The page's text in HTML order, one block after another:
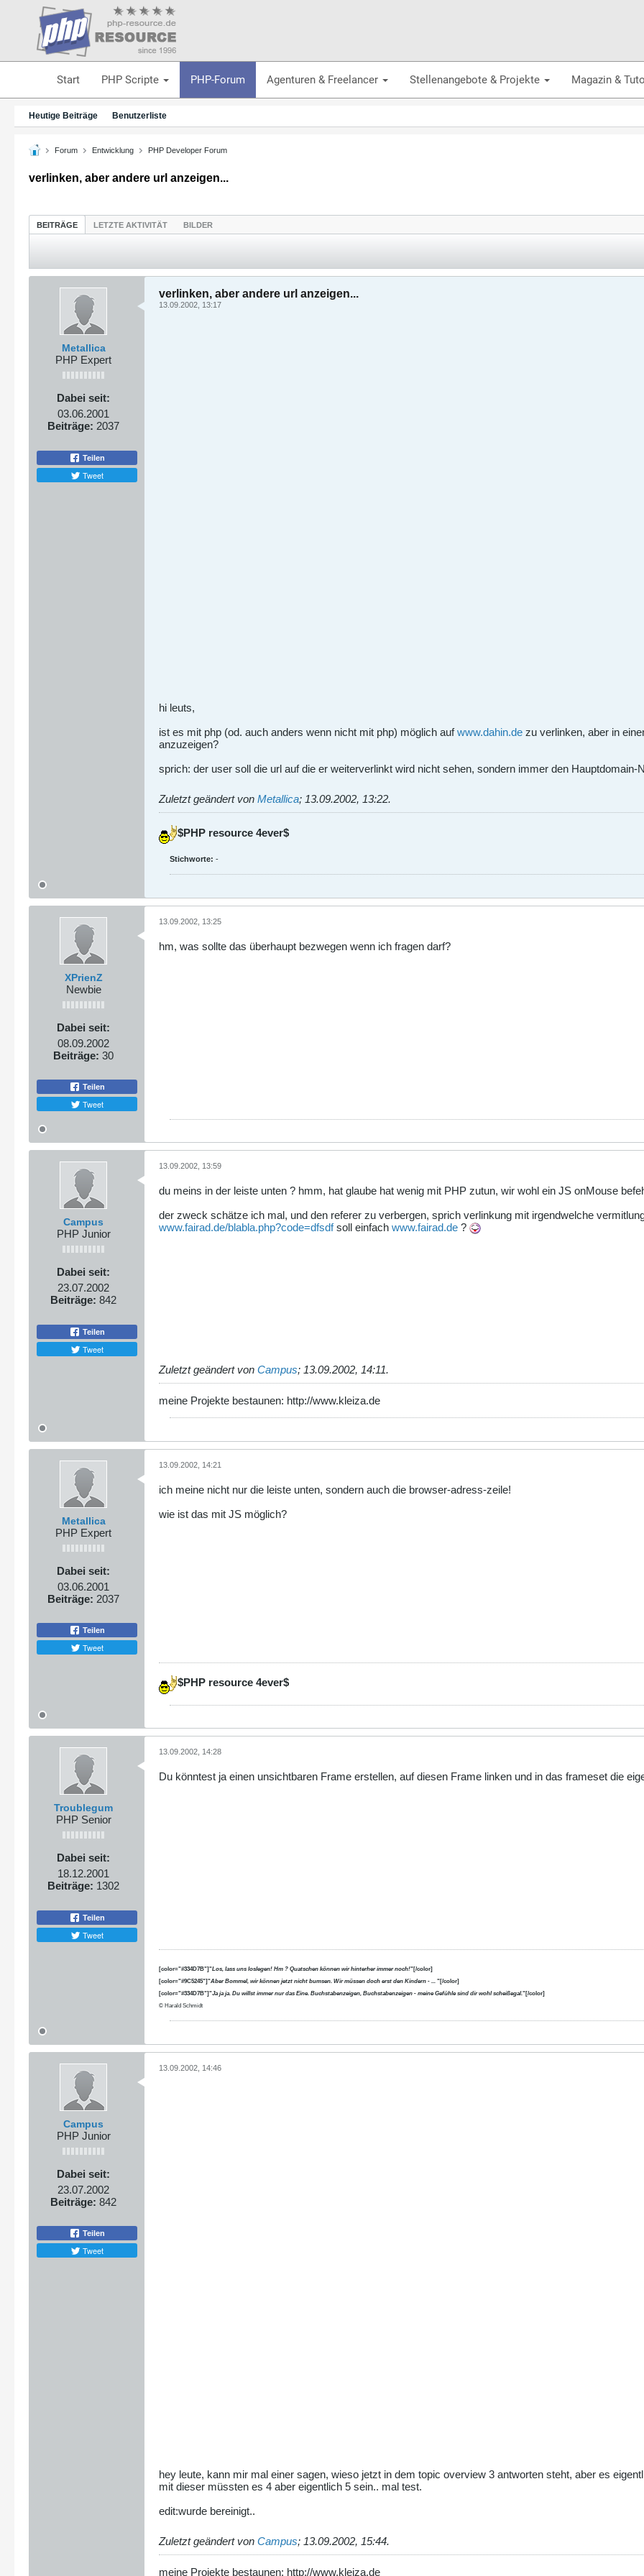
Start PHP Scripte PHP-Forum Agenturen & Freelancer Stellenangebote & Projekte Magazin &
Heutige Beiträge Benutzerliste
Forum Entwicklung PHP Developer Forum
verlinken, aber andere url anzeigen...
BEITRÄGE LETZTE AKTIVITÄT BILDER
Metallica
PHP Expert
Dabei seit:
03.06.2001
Beiträge: 2037
Teilen
Tweet
verlinken, aber andere url anzeigen...
13.09.2002, 13:17
hi leuts,
ist es mit php (od. auch anders wenn nicht mit php) möglich aufwww.dahin.de zu verlinken, aber in
anzuzeigen?
sprich: der user soll die url auf die er weiterverlinkt wird nicht sehen, sondern immer den Hauptdomain-
Zuletzt geändert von Metallica; 13.09.2002, 13:22.
$PHP resource 4ever$
Stichworte: -
XPrienZ
Newbie
Dabei seit:
08.09.2002
Beiträge: 30
Teilen
Tweet
13.09.2002, 13:25
hm, was sollte das überhaupt bezwegen wenn ich fragen darf?
Campus
PHP Junior
Dabei seit:
23.07.2002
Beiträge: 842
Teilen
Tweet
13.09.2002, 13:59
du meins in der leiste unten ? hmm, hat glaube hat wenig mit PHP zutun, wir wohl ein JS onMouse
der zweck schätze ich mal, und den referer zu verbergen, sprich verlinkung mit irgendwelche
www.fairad.de/blabla.php?code=dfsdfsoll einfach www.fairad.de ?
Zuletzt geändert von Campus; 13.09.2002, 14:11.
meine Projekte bestaunen: http://www.kleiza.de
Metallica
PHP Expert
Dabei seit:
03.06.2001
Beiträge: 2037
Teilen
Tweet
13.09.2002, 14:21
ich meine nicht nur die leiste unten, sondern auch die browser-adress-zeile!
wie ist das mit JS möglich?
$PHP resource 4ever$
Troublegum
PHP Senior
Dabei seit:
18.12.2001
Beiträge: 1302
Teilen
Tweet
13.09.2002, 14:28
Du könntest ja einen unsichtbaren Frame erstellen, auf diesen Frame linken und in das frameset die
[color="#334D7B"]"Los, lass uns loslegen! Hm ? Quatschen können wir hinterher immer noch!"[/color]
[color="#9C5245"]"Aber Bommel, wir können jetzt nicht bumsen. Wir müssen doch erst den Kindern - ... "[/color]
[color="#334D7B"]"Ja ja ja. Du willst immer nur das Eine. Buchstabenzeigen, Buchstabenzeigen - meine Gefühle sind dir wohl scheißegal."[/color]
© Harald Schmidt
Campus
PHP Junior
Dabei seit:
23.07.2002
Beiträge: 842
Teilen
Tweet
13.09.2002, 14:46
hey leute, kann mir mal einer sagen, wieso jetzt in dem topic overview 3 antworten steht, aber es
mit dieser müssten es 4 aber eigentlich 5 sein.. mal test.
edit:wurde bereinigt..
Zuletzt geändert von Campus; 13.09.2002, 15:44.
meine Projekte bestaunen: http://www.kleiza.de